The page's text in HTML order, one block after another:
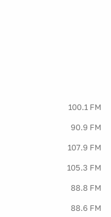
100.1 FM
90.9 FM
107.9 FM
105.3 FM
88.8 FM
88.6 FM